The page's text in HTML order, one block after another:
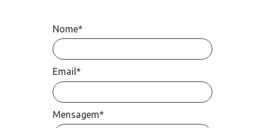
Nome*
Email*
Mensagem*